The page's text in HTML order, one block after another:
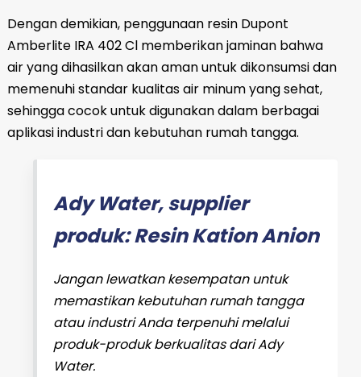
Dengan demikian, penggunaan resin Dupont
Amberlite IRA 402 Cl memberikan jaminan bahwa
air yang dihasilkan akan aman untuk dikonsumsi dan
memenuhi standar kualitas air minum yang sehat,
sehingga cocok untuk digunakan dalam berbagai
aplikasi industri dan kebutuhan rumah tangga.
Ady Water, supplier
produk: Resin Kation Anion
Jangan lewatkan kesempatan untuk
memastikan kebutuhan rumah tangga
atau industri Anda terpenuhi melalui
produk-produk berkualitas dari Ady
Water.